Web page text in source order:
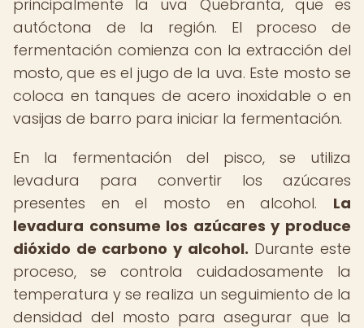
principalmente la uva Quebranta, que es
autóctona de la región. El proceso de
fermentación comienza con la extracción del
mosto, que es el jugo de la uva. Este mosto se
coloca en tanques de acero inoxidable o en
vasijas de barro para iniciar la fermentación.
En la fermentación del pisco, se utiliza
levadura para convertir los azúcares
presentes en el mosto en alcohol. La
levadura consume los azúcares y produce
dióxido de carbono y alcohol. Durante este
proceso, se controla cuidadosamente la
temperatura y se realiza un seguimiento de la
densidad del mosto para asegurar que la